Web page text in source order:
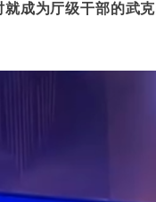
成为厅级干部的武